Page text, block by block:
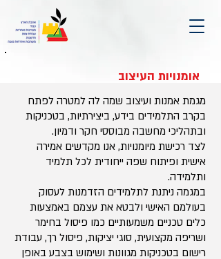
אומנויות העיצוב
מגמת אמנות ועיצוב שמה לה למטרה לפתח
בקרב התלמידים בידע, ביצירתיות, בטכניקות
ובתהליכי מחשבה מבוססי חקר ודמיון.
לצד רכישת מיומנויות, אנו מקדשים אמירה
אישית ופיתוח שפה ייחודית לכל תלמיד
ותלמידה.
במגמה ניתנת לתלמידים הזדמנות לעסוק
בעולמם האישי ולבטא את עצמם באמצעות
כלים טכניים משמעותיים כמו פיסול בחימר
ושריפה מקצועית, סוגי יציקות, פיסול רך, עבודת
רישום בטכניקות מגוונות ושימוש בצבע באופן